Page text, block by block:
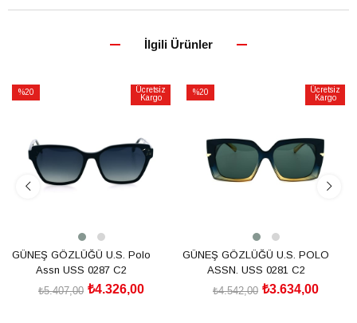
İlgili Ürünler
%20
Ücretsiz
Kargo
GÜNEŞ GÖZLÜĞÜ U.S. Polo
Assn USS 0287 C2
₺4.326,00
₺5.407,00
%20
Ücretsiz
Kargo
GÜNEŞ GÖZLÜĞÜ U.S. POLO
ASSN. USS 0281 C2
₺3.634,00
₺4.542,00